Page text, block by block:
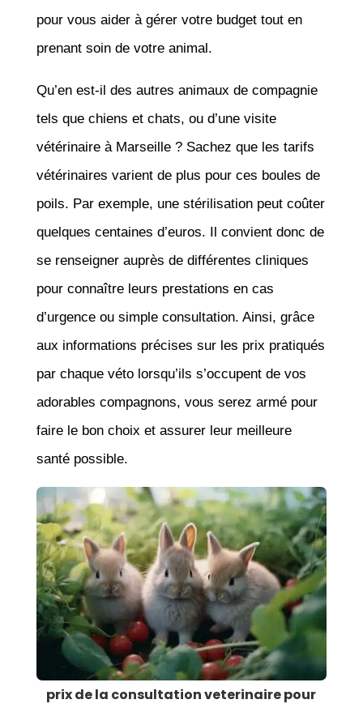
pour vous aider à gérer votre budget tout en
prenant soin de votre animal.
Qu’en est-il des autres animaux de compagnie
tels que chiens et chats, ou d’une visite
vétérinaire à Marseille ? Sachez que les tarifs
vétérinaires varient de plus pour ces boules de
poils. Par exemple, une stérilisation peut coûter
quelques centaines d’euros. Il convient donc de
se renseigner auprès de différentes cliniques
pour connaître leurs prestations en cas
d’urgence ou simple consultation. Ainsi, grâce
aux informations précises sur les prix pratiqués
par chaque véto lorsqu’ils s’occupent de vos
adorables compagnons, vous serez armé pour
faire le bon choix et assurer leur meilleure
santé possible.
prix de la consultation veterinaire pour